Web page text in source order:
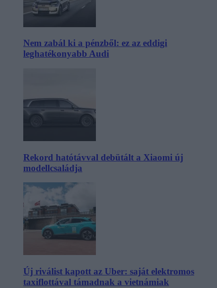
Nem zabál ki a pénzből: ez az eddigi
leghatékonyabb Audi
Rekord hatótávval debütált a Xiaomi új
modellcsaládja
Új riválist kapott az Uber: saját elektromos
taxiflottával támadnak a vietnámiak